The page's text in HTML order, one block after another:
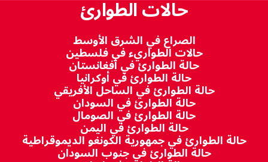
حالات الطوارئ
الصراع في الشرق الأوسط
حالات الطواريء في فلسطين
حالة الطوارئ في أفغانستان
حالة الطوارئ في أوكرانيا
حالة الطوارئ في الساحل الأفريقي
حالة الطوارئ في السودان
حالة الطوارئ في الصومال
حالة الطوارئ في اليمن
حالة الطوارئ في جمهورية الكونغو الديموقراطية
حالة الطوارئ في جنوب السودان